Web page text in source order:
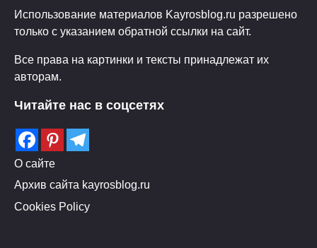
Использование материалов Kayrosblog.ru разрешено
только с указанием обратной ссылки на сайт.
Все права на картинки и тексты принадлежат их
авторам.
Читайте нас в соцсетях
О сайте
Архив сайта kayrosblog.ru
Cookies Policy